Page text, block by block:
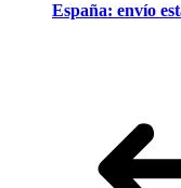
España: envío